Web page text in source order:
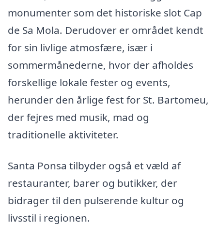
monumenter som det historiske slot Cap
de Sa Mola. Derudover er området kendt
for sin livlige atmosfære, især i
sommermånederne, hvor der afholdes
forskellige lokale fester og events,
herunder den årlige fest for St. Bartomeu,
der fejres med musik, mad og
traditionelle aktiviteter.
Santa Ponsa tilbyder også et væld af
restauranter, barer og butikker, der
bidrager til den pulserende kultur og
livsstil i regionen.